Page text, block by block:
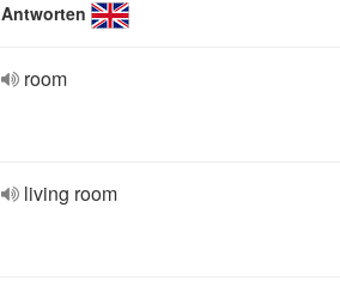
Antworten
room
living room